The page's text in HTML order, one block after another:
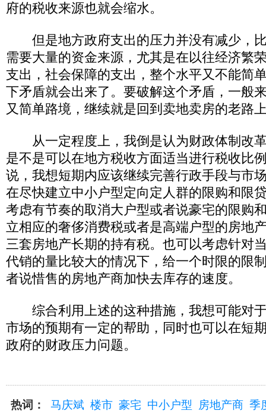
府的税收来源也就会缩水。
但是地方政府支出的压力并没有减少，
需要大量的资金来源，尤其是在以往经济繁
支出，社会保障的支出，整个水平又不能简
下矛盾就会出来了。要破解这个矛盾，一般
又简单路境，继续就是回到卖地卖房的老路
从一定程度上，我倒是认为财政体制改
是不是可以在地方税收方面适当进行税收比
说，我想短期内应该继续完善行政手段与市
在尽快建立中小户型定向定人群的限购和限
考虑有节奏的取消大户型或者说豪宅的限购
立相应的奢侈消费税或者是高端户型的房地
三套房地产长期的持有税。也可以考虑针对
代销的量比较大的情况下，给一个时限的限
者说惜售的房地产商加快去库存的速度。
综合利用上述的这种措施，我想可能对
市场的预期有一定的帮助，同时也可以在短
政府的财政压力问题。
热词： 马庆斌 楼市 豪宅 中小户型 房地产商 季